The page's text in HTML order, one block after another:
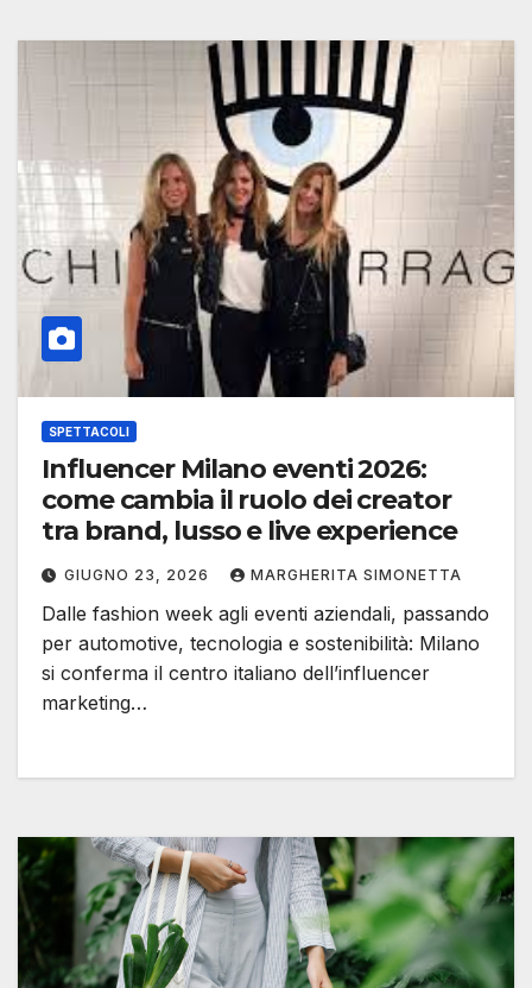
SPETTACOLI
Influencer Milano eventi 2026:
come cambia il ruolo dei creator
tra brand, lusso e live experience
GIUGNO 23, 2026 MARGHERITA SIMONETTA
Dalle fashion week agli eventi aziendali, passando
per automotive, tecnologia e sostenibilità: Milano
si conferma il centro italiano dell’influencer
marketing…